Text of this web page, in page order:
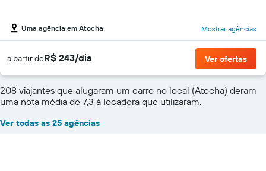
Uma agência em Atocha Mostrar agências
a partir deR$ 243/dia Ver ofertas
208 viajantes que alugaram um carro no local (Atocha) deram
uma nota média de 7,3 à locadora que utilizaram.
Ver todas as 25 agências